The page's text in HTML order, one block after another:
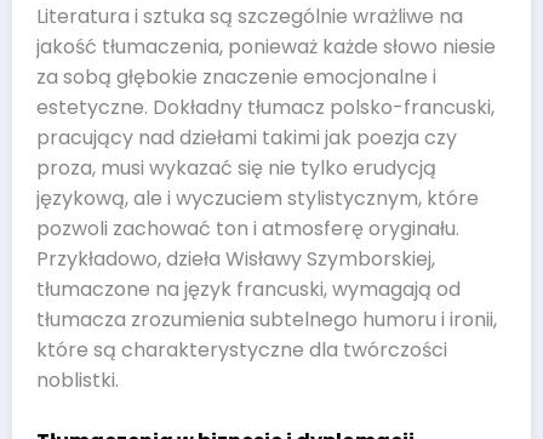
Literatura i sztuka są szczególnie wrażliwe na
jakość tłumaczenia, ponieważ każde słowo niesie
za sobą głębokie znaczenie emocjonalne i
estetyczne. Dokładny tłumacz polsko-francuski,
pracujący nad dziełami takimi jak poezja czy
proza, musi wykazać się nie tylko erudycją
językową, ale i wyczuciem stylistycznym, które
pozwoli zachować ton i atmosferę oryginału.
Przykładowo, dzieła Wisławy Szymborskiej,
tłumaczone na język francuski, wymagają od
tłumacza zrozumienia subtelnego humoru i ironii,
które są charakterystyczne dla twórczości
noblistki.